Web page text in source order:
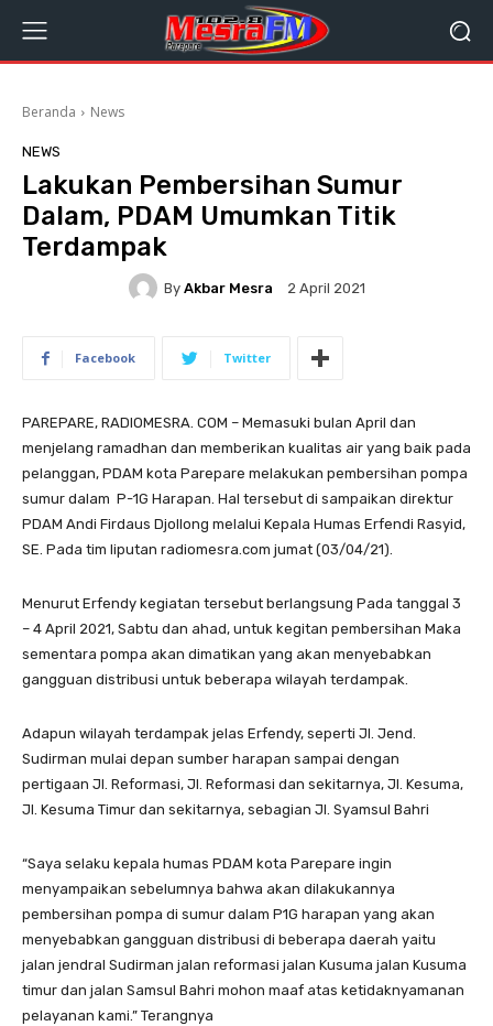
Beranda News
NEWS
Lakukan Pembersihan Sumur
Dalam, PDAM Umumkan Titik
Terdampak
By Akbar Mesra 2 April 2021
Facebook Twitter
PAREPARE, RADIOMESRA. COM – Memasuki bulan April dan
menjelang ramadhan dan memberikan kualitas air yang baik pada
pelanggan, PDAM kota Parepare melakukan pembersihan pompa
sumur dalam P-1G Harapan. Hal tersebut di sampaikan direktur
PDAM Andi Firdaus Djollong melalui Kepala Humas Erfendi Rasyid,
SE. Pada tim liputan radiomesra.com jumat (03/04/21).
Menurut Erfendy kegiatan tersebut berlangsung Pada tanggal 3
– 4 April 2021, Sabtu dan ahad, untuk kegitan pembersihan Maka
sementara pompa akan dimatikan yang akan menyebabkan
gangguan distribusi untuk beberapa wilayah terdampak.
Adapun wilayah terdampak jelas Erfendy, seperti Jl. Jend.
Sudirman mulai depan sumber harapan sampai dengan
pertigaan Jl. Reformasi, Jl. Reformasi dan sekitarnya, Jl. Kesuma,
Jl. Kesuma Timur dan sekitarnya, sebagian Jl. Syamsul Bahri
“Saya selaku kepala humas PDAM kota Parepare ingin
menyampaikan sebelumnya bahwa akan dilakukannya
pembersihan pompa di sumur dalam P1G harapan yang akan
menyebabkan gangguan distribusi di beberapa daerah yaitu
jalan jendral Sudirman jalan reformasi jalan Kusuma jalan Kusuma
timur dan jalan Samsul Bahri mohon maaf atas ketidaknyamanan
pelayanan kami.” Terangnya